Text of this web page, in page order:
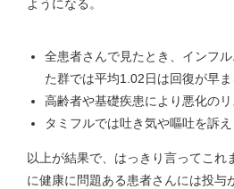
ようになる。
全患者さんで見たとき、インフ
た群では平均1.02日は回復が早ま
高齢者や基礎疾患により悪化の
タミフルでは吐き気や嘔吐を訴え
以上が結果で、はっきり言ってこ
に健康に問題ある患者さんには投